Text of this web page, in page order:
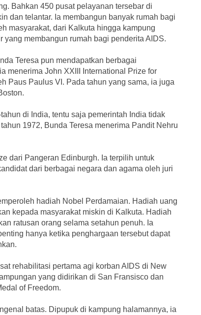
Bahkan 450 pusat pelayanan tersebar di
dan telantar. Ia membangun banyak rumah bagi
masyarakat, dari Kalkuta hingga kampung
membangun rumah bagi penderita AIDS.
Teresa pun mendapatkan berbagai
menerima John XXIII International Prize for
Paus Paulus VI. Pada tahun yang sama, ia juga
di India, tentu saja pemerintah India tidak
1972, Bunda Teresa menerima Pandit Nehru
dari Pangeran Edinburgh. Ia terpilih untuk
dari berbagai negara dan agama oleh juri
hadiah Nobel Perdamaian. Hadiah uang
kepada masyarakat miskin di Kalkuta. Hadiah
ratusan orang selama setahun penuh. Ia
hanya ketika penghargaan tersebut dapat
rehabilitasi pertama agi korban AIDS di New
yang didirikan di San Fransisco dan
of Freedom.
batas. Dipupuk di kampung halamannya, ia